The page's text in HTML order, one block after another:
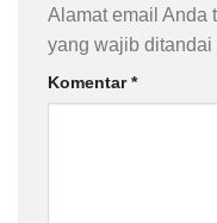
Alamat email Anda
yang wajib ditandai
Komentar*